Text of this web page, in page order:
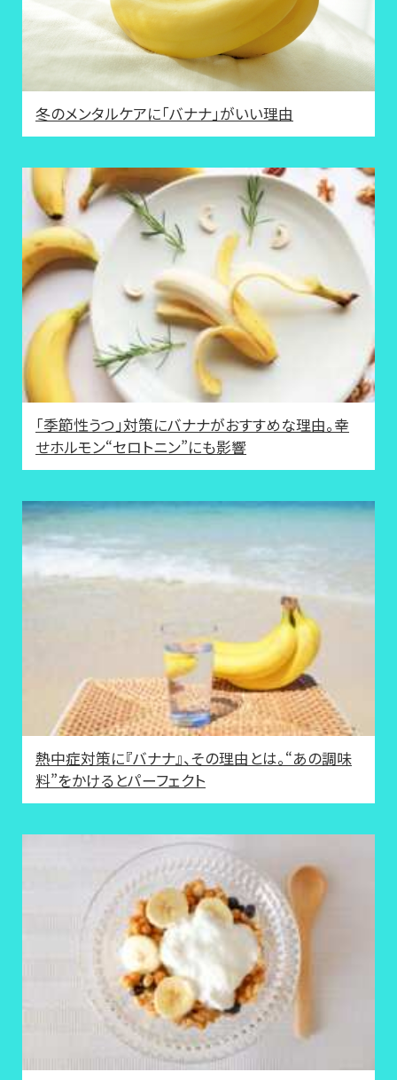
冬のメンタルケアに「バナナ」がいい理由
「季節性うつ」対策にバナナがおすすめな理由。幸
せホルモン“セロトニン”にも影響
熱中症対策に『バナナ』、その理由とは。“あの調味
料”をかけるとパーフェクト